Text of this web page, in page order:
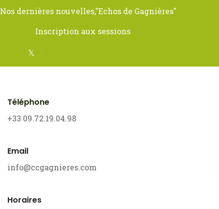
Nos dernières nouvelles,"Echos de Gagnières"
Inscription aux sessions
Téléphone
+33 09.72.19.04.98
Email
info@ccgagnieres.com
Horaires